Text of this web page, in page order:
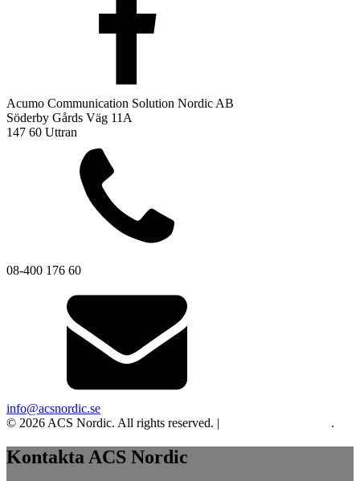
Acumo Communication Solution Nordic AB
Söderby Gårds Väg 11A
147 60 Uttran
08-400 176 60
info@acsnordic.se
© 2026 ACS Nordic. All rights reserved. |
.
Kontakta ACS Nordic